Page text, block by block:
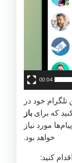
00:04
تلگرام خود ‌در
که برای باز
مورد نیاز
خواهد بود.
کنید: